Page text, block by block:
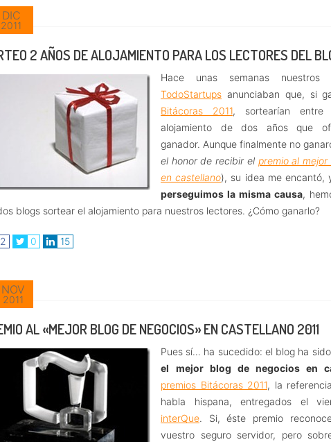
DIC
2011
2 AÑOS DE ALOJAMIENTO PARA LOS LECTORES DEL
Hace unas semanas nuestros
TodoStartups anunciaban que, si
Bitácoras 2011, sortearían entre
alojamiento de dos años que
ganador. Aunque finalmente no
el honor de recibir el premio al
en castellano), su idea me encantó,
perseguimos la misma causa,
blogs sortear el alojamiento para nuestros lectores. ¿Cómo ganarlo?
0
15
NOV
2011
AL «MEJOR BLOG DE NEGOCIOS» EN CASTELLANO 2011
Pues sí… ha sucedido: el blog ha
el
mejor blog de negocios en
premios Bitácoras 2011, la
habla hispana, entregados el
interQue. Si, éste premio
vuestro seguro servidor, pero